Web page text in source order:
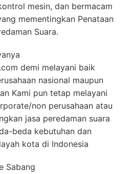
mesin, dan bermacam
mementingkan Penataan
Suara.
demi melayani baik
nasional maupun
Kami pun tetap melayani
non perusahaan atau
jasa peredaman suara
beda kebutuhan dan
kota di Indonesia
Sabang